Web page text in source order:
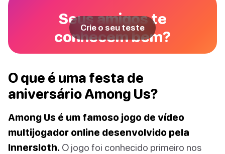
Seus amigos te
conhecem bem?
Crie o seu teste
O que é uma festa de
aniversário Among Us?
Among Us é um famoso jogo de vídeo
multijogador online desenvolvido pela
Innersloth. O jogo foi conhecido primeiro nos